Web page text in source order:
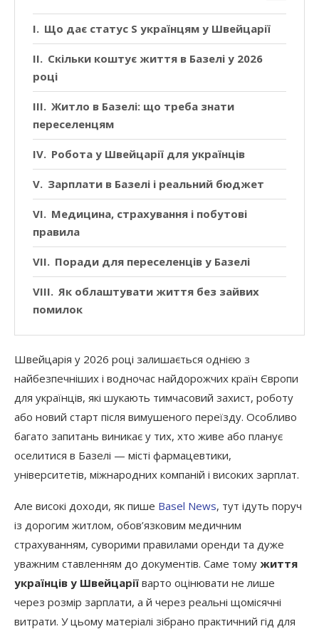
Що дає статус S українцям у Швейцарії
Скільки коштує життя в Базелі у 2026
році
Житло в Базелі: що треба знати
переселенцям
Робота у Швейцарії для українців
Зарплати в Базелі і реальний бюджет
Медицина, страхування і побутові
правила
Поради для переселенців у Базелі
Як облаштувати життя без зайвих
помилок
Швейцарія у 2026 році залишається однією з
найбезпечніших і водночас найдорожчих країн Європи
для українців, які шукають тимчасовий захист, роботу
або новий старт після вимушеного переїзду. Особливо
багато запитань виникає у тих, хто живе або планує
оселитися в Базелі — місті фармацевтики,
університетів, міжнародних компаній і високих зарплат.
Але високі доходи, як пише Basel News, тут ідуть поруч
із дорогим житлом, обов’язковим медичним
страхуванням, суворими правилами оренди та дуже
уважним ставленням до документів. Саме тому життя
українців у Швейцарії варто оцінювати не лише
через розмір зарплати, а й через реальні щомісячні
витрати. У цьому матеріалі зібрано практичний гід для